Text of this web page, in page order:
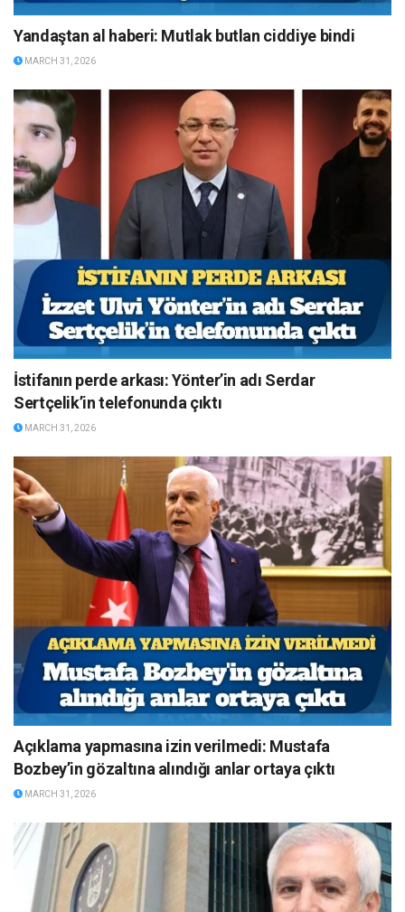
Yandaştan al haberi: Mutlak butlan ciddiye bindi
MARCH 31, 2026
İstifanın perde arkası: Yönter’in adı Serdar
Sertçelik’in telefonunda çıktı
MARCH 31, 2026
Açıklama yapmasına izin verilmedi: Mustafa
Bozbey’in gözaltına alındığı anlar ortaya çıktı
MARCH 31, 2026